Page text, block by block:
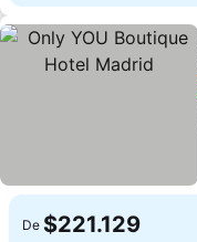
De $221.129